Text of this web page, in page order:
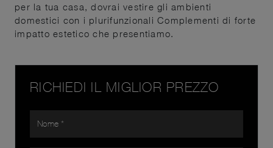
per la tua casa, dovrai vestire gli ambienti
domestici con i plurifunzionali Complementi di forte
impatto estetico che presentiamo.
RICHIEDI IL MIGLIOR PREZZO